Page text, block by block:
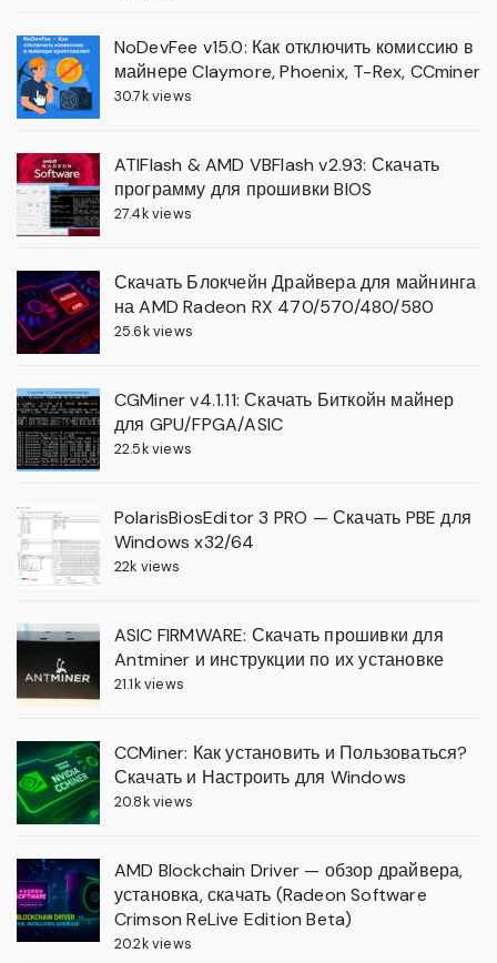
NoDevFee v15.0: Как отключить комиссию в
майнере Claymore, Phoenix, T-Rex, CCminer
30.7k views
ATIFlash & AMD VBFlash v2.93: Скачать
программу для прошивки BIOS
27.4k views
Скачать Блокчейн Драйвера для майнинга
на AMD Radeon RX 470/570/480/580
25.6k views
CGMiner v4.1.11: Скачать Биткойн майнер
для GPU/FPGA/ASIC
22.5k views
PolarisBiosEditor 3 PRO — Скачать PBE для
Windows x32/64
22k views
ASIC FIRMWARE: Скачать прошивки для
Antminer и инструкции по их установке
21.1k views
CCMiner: Как установить и Пользоваться?
Скачать и Настроить для Windows
20.8k views
AMD Blockchain Driver — обзор драйвера,
установка, скачать (Radeon Software
Crimson ReLive Edition Beta)
20.2k views